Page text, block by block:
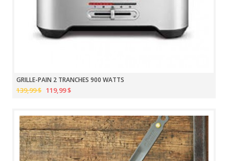
GRILLE-PAIN 2 TRANCHES 900 WATTS
139,99 $ 119,99 $